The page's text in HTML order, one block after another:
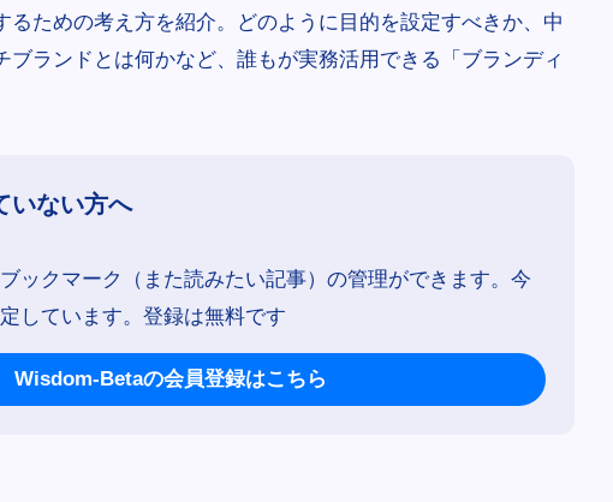
るための考え方を紹介。どのように目的を設定すべきか、中
ブランドとは何かなど、誰もが実務活用できる「ブランディ
いない方へ
ックマーク（また読みたい記事）の管理ができます。今
しています。登録は無料です
Wisdom-Betaの会員登録はこちら